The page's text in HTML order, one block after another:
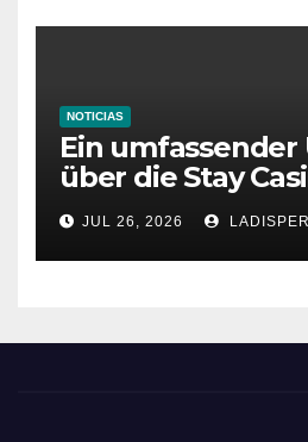
NOTICIAS
Ein
über die Stay
JUL 26, 2026